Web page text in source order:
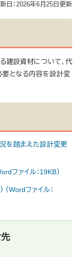
日：2026年6月25日更新
建設資材について、代
要となる内容を設計変
を踏まえた設計変更
ファイル：19KB）
Wordファイル：